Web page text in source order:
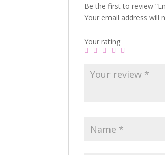
Be the first to review
Your email address will
Your rating